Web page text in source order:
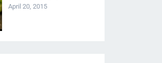
April 20, 2015